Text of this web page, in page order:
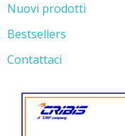
Nuovi prodotti
Bestsellers
Contattaci